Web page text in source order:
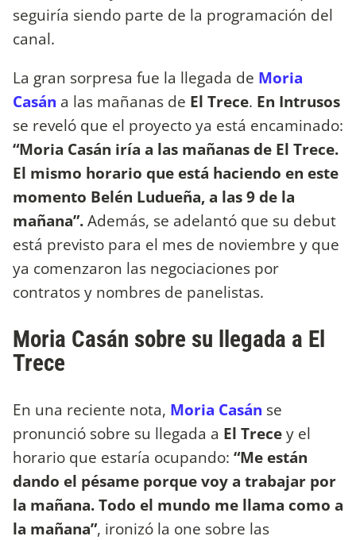
seguiría siendo parte de la programación del
canal.
La gran sorpresa fue la llegada de Moria
Casán a las mañanas de El Trece. En Intrusos
se reveló que el proyecto ya está encaminado:
“Moria Casán iría a las mañanas de El Trece.
El mismo horario que está haciendo en este
momento Belén Ludueña, a las 9 de la
mañana”.Además, se adelantó que su debut
está previsto para el mes de noviembre y que
ya comenzaron las negociaciones por
contratos y nombres de panelistas.
Moria Casán sobre su llegada a El
Trece
En una reciente nota, Moria Casán se
pronunció sobre su llegada a El Trecey el
horario que estaría ocupando: “Me están
dando el pésame porque voy a trabajar por
la mañana. Todo el mundo me llama como a
la mañana”, ironizó la one sobre las